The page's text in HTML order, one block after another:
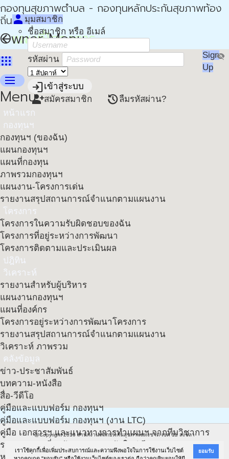
เราใช้คุกกี้เพื่อเพิ่มประสบการณ์และความพึงพอใจในการใช้งานเว็บไซต์
ยอมรับ
กองทุนสุขภาพตำบล - กองทุนหลักประกันสุขภาพท้อง
ถิ่น - กปท
Owner Menu
apps
person มุมสมาชิก
ชื่อสมาชิก หรือ อีเมล์
รหัสผ่าน visibility_off
loginเข้าสู่ระบบ
person_addสมัครสมาชิก restoreลืมรหัสผ่าน?
Sign
Up
menu
Menu
หน้าแรก
กองทุนฯ
กองทุนฯ (ของฉัน)
แผนกองทุนฯ
แผนที่กองทุน
ภาพรวมกองทุนฯ
แผนงาน-โครงการเด่น
รายงานสรุปสถานการณ์จำแนกตามแผนงาน
โครงการ
โครงการในความรับผิดชอบของฉัน
โครงการที่อยู่ระหว่างการพัฒนา
โครงการติดตามและประเมินผล
ปฎิทิน
วิเคราะห์
รายงานสำหรับผู้บริหาร
แผนงานกองทุนฯ
แผนที่องค์กร
โครงการอยู่ระหว่างการพัฒนาโครงการ
รายงานสรุปสถานการณ์จำแนกตามแผนงาน
วิเคราะห์ ภาพรวม
คลังข้อมูล
ข่าว-ประชาสัมพันธ์
บทความ-หนังสือ
สื่อ-วีดีโอ
คู่มือและแบบฟอร์ม กองทุนฯ
คู่มือและแบบฟอร์ม กองทุนฯ (งาน LTC)
คู่มือ เอกสารฯ และแนวทางการทำแผนฯ จากทีมวิชาการ
รวมเอกสารเกี่ยวกับประกาศ ฉบับใหม่ ปี 61
หนังสือเชิญประชุม/เอกสารที่เกี่ยวข้อง
arrow_backแผนที่โครงการ
@Copyright 2016 สำนักงานหลักประกันสุขภาพแห่งชาติ เขต 12 สงขลา
อาคารสยามนครินทร์ คอมเพล็กซ์ (ชั้น ๓) ๔๘๘/๘๘ ถนนเพชรเกษม อำเภอหาดใหญ่ จังหวัดสงขลา